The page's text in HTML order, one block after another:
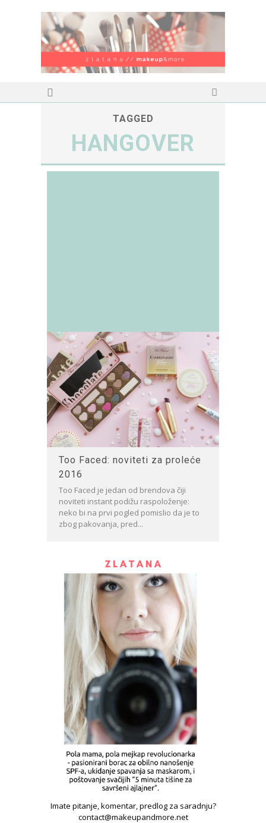
TAGGED
HANGOVER
Too Faced: noviteti za proleće
2016
Too Faced je jedan od brendova čiji
noviteti instant podižu raspoloženje:
neko bi na prvi pogled pomislio da je to
zbog pakovanja, pred...
Imate pitanje, komentar, predlog za saradnju?
contact@makeupandmore.net